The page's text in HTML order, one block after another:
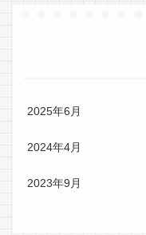
2025年6月
2024年4月
2023年9月